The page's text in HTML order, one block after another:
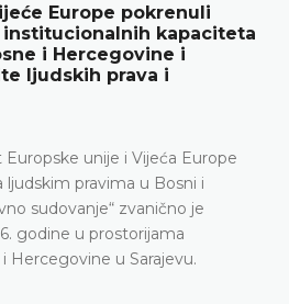
Europe pokrenuli
kapaciteta
i Hercegovine i
ljudskih prava i
unije i Vijeća Europe
ljudskim pravima u Bosni i
sudovanje“ zvanično je
godine u prostorijama
Hercegovine u Sarajevu.